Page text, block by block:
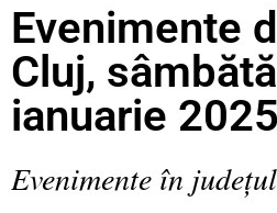
Evenimente
Cluj,
ianuarie
Evenimente în